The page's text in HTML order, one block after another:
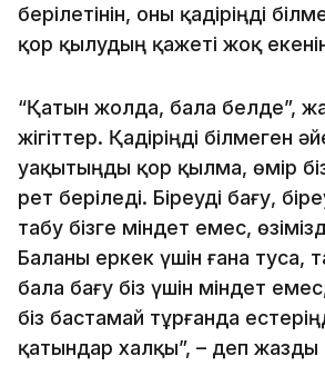
берілетінін, оны қадіріңді
қор қылудың қажеті жоқ
“Қатын жолда, бала белде”,
жігіттер. Қадіріңді білмеген
уақытыңды қор қылма, өмір
рет беріледі. Біреуді бағу,
табу бізге міндет емес,
Баланы еркек үшін ғана туса,
бала бағу біз үшін міндет
біз бастамай тұрғанда
қатындар халқы”, – деп жазды